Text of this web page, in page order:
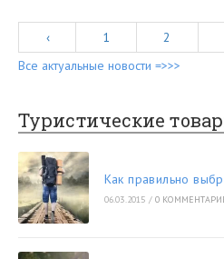
‹ 1 2
Все актуальные новости =>>>
Туристические
Как правильно
06.03.2015 / 0